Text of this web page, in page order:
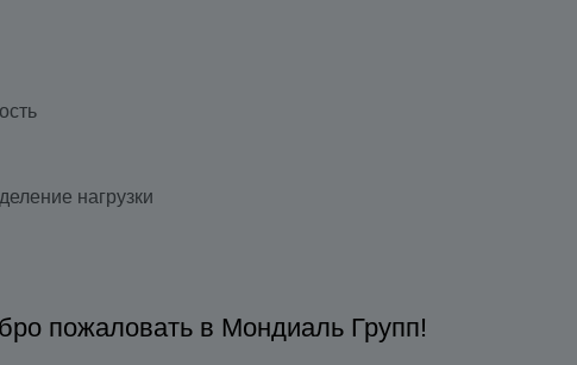
нагрузки
пожаловать в Мондиаль Групп!